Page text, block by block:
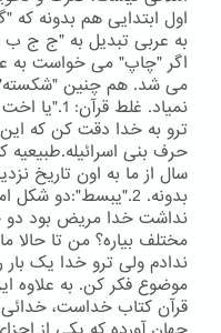
اول ابتدایی هم بدونه
به عربی تبدیل به "ج ج
اگر "چاپ" می خواست به
می شد. هم چنین "شکسته"
نمیاد. غلط
ترو به خدا دقت کن که
سال از ما به اون تاریخ
بدونه. 2."یبسط":دو
نداشت خدا مریض بود دو
مختلف بیاره؟ من تا حالا
ندادم ولی ترو خدا یک بار
موضوع فکر کن. به علاوه
قرآن کتاب خداست،